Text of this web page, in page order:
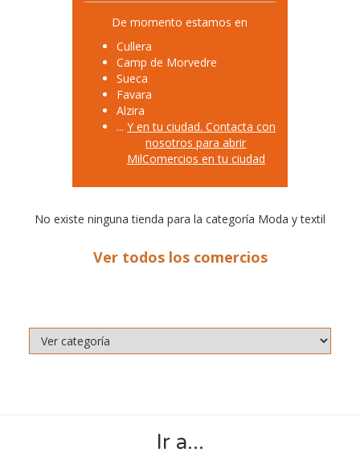
De momento estamos en
Cullera
Camp de Morvedre
Sueca
Favara
Alzira
... Y en tu ciudad. Contacta con
nosotros para abrir
MilComercios en tu ciudad
No existe ninguna tienda para la categoría Moda y textil
Ver todos los comercios
Ir a...